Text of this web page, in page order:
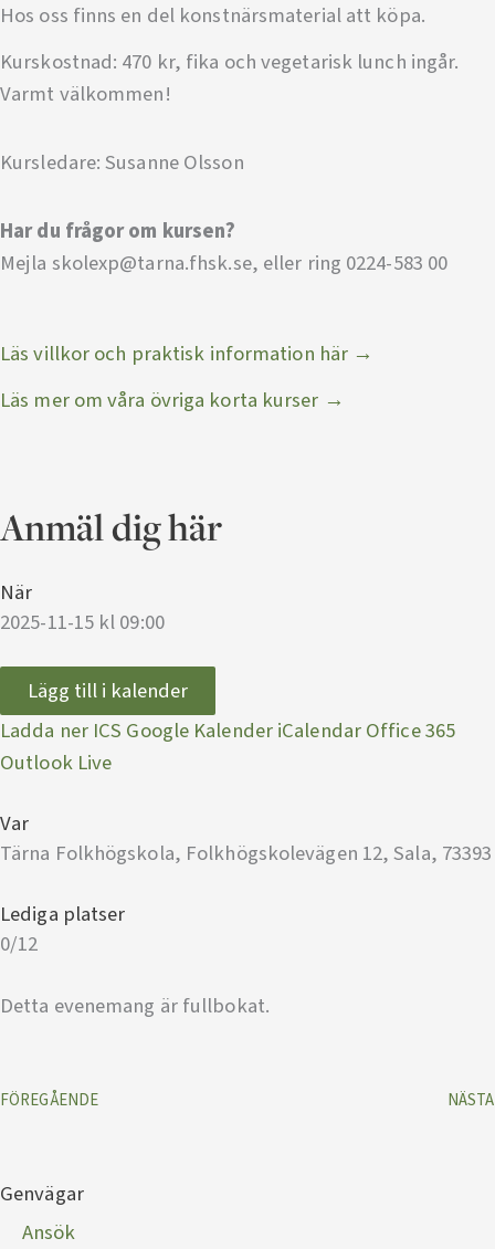
Hos oss finns en del konstnärsmaterial att köpa.
Kurskostnad: 470 kr, fika och vegetarisk lunch ingår.
Varmt välkommen!
Kursledare: Susanne Olsson
Har du frågor om kursen?
Mejla skolexp@tarna.fhsk.se, eller ring 0224-583 00
Läs villkor och praktisk information här →
Läs mer om våra övriga korta kurser →
Anmäl dig här
När
2025-11-15 kl 09:00
Lägg till i kalender
Ladda ner ICS Google KalenderiCalendarOffice 365
Outlook Live
Var
Tärna Folkhögskola, Folkhögskolevägen 12, Sala, 73393
Lediga platser
0/12
Detta evenemang är fullbokat.
FÖREGÅENDE NÄSTA
Genvägar
Ansök